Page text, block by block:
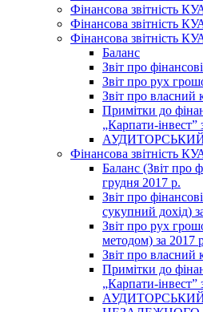
Фінансова звітність
Фінансова звітність
Фінансова звітність
Баланс
Звіт про
Звіт про рух
Звіт про власний
Примітки до
„Карпати-інвест”
Фінансова звітність
Баланс (Звіт про
грудня 2017 р.
Звіт про
сукупний дохід)
Звіт про рух
методом) за 2017
Звіт про власний
Примітки до
„Карпати-інвест”